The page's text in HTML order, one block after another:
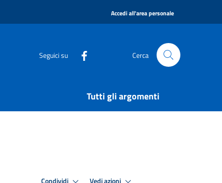
Accedi all'area personale
Seguici su Cerca
Tutti gli argomenti
Condividi Vedi azioni